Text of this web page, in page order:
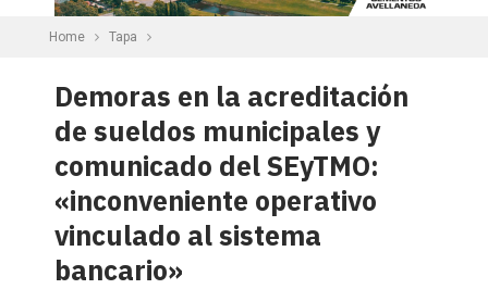
Home Tapa
Demoras en la acreditación
de sueldos municipales y
comunicado del SEyTMO:
«inconveniente operativo
vinculado al sistema
bancario»